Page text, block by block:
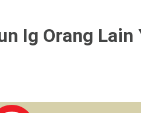
Ig Orang Lain